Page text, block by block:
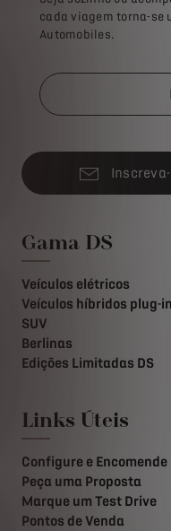
cada viagem torna-se
Automobiles.
Gama DS
Veículos elétricos
Veículos híbridos plug-in
SUV
Berlinas
Edições Limitadas DS
Links Úteis
Configure e Encomende
Peça uma Proposta
Marque um Test Drive
Pontos de Venda